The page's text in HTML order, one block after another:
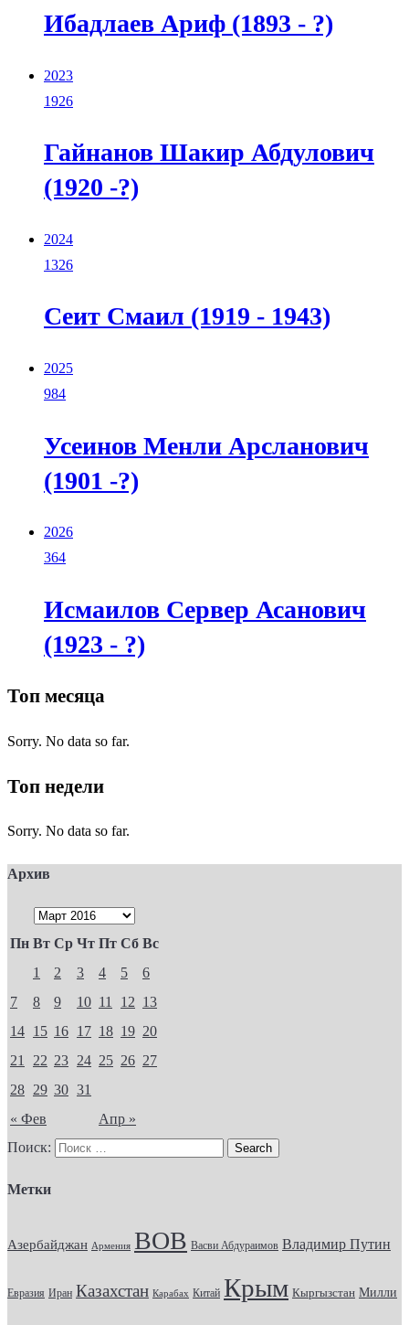
Ибадлаев Ариф (1893 - ?)
2023
1926
Гайнанов Шакир Абдулович
(1920 -?)
2024
1326
Сеит Смаил (1919 - 1943)
2025
984
Усеинов Менли Арсланович
(1901 -?)
2026
364
Исмаилов Сервер Асанович
(1923 - ?)
Топ месяца
Sorry. No data so far.
Топ недели
Sorry. No data so far.
Архив
Пн Вт Ср Чт Пт Сб Вс
« Фев Апр »
1 2 3 4 5
6
7
8 9 10 11 12 13
14 15 16 17 18 19 20
21
22 23 24 25 26 27
28 29 30 31
Поиск:
Метки
Азербайджан Армения ВОВ Васви Абдураимов Владимир Путин
Евразия Иран Казахстан Карабах Китай Крым Кыргызстан Милли